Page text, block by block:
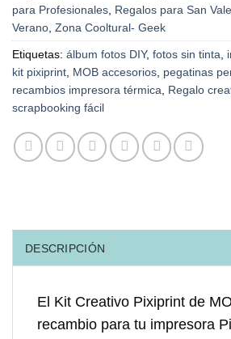
para Profesionales, Regalos para San
Verano, Zona Cooltural- Geek
Etiquetas: álbum fotos DIY, fotos sin tinta,
kit pixiprint, MOB accesorios, pegatinas
recambios impresora térmica, Regalo
scrapbooking fácil
DESCRIPCIÓN
El Kit Creativo Pixiprint de
recambio para tu impresora